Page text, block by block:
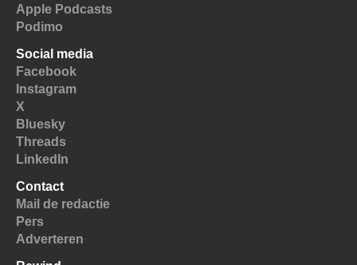
Apple Podcasts
Podimo
Social media
Facebook
Instagram
X
Bluesky
Threads
LinkedIn
Contact
Mail de redactie
Pers
Adverteren